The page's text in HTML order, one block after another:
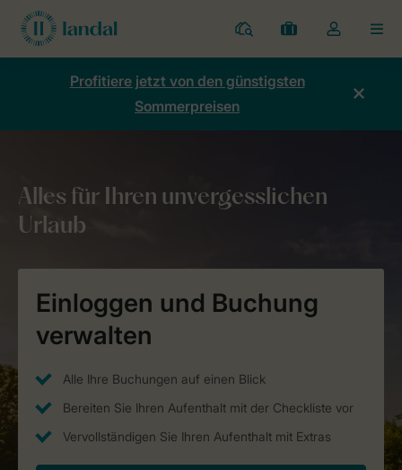
Ferienparks
Meine
Buchungen
Dropdown-
Menü
Kontos
Profitiere jetzt von den günstigsten
Sommerpreisen